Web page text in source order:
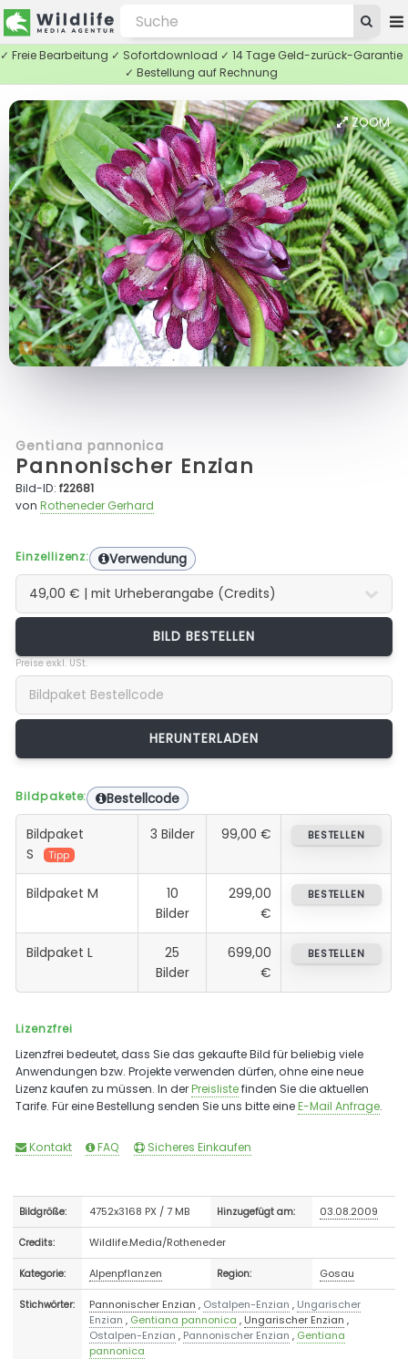
✓ Freie Bearbeitung ✓ Sofortdownload ✓ 14 Tage Geld-zurück-Garantie
✓ Bestellung auf Rechnung
ZOOM
Gentiana pannonica
Pannonischer Enzian
Bild-ID:f22681
vonRotheneder Gerhard
Einzellizenz: Verwendung
BILD BESTELLEN
Preise exkl. USt.
Bildpakete: Bestellcode
Bildpaket
S
Tipp
3 Bilder 99,00 € BESTELLEN
Bildpaket M
10
Bilder
299,00
€
BESTELLEN
Bildpaket L
25
Bilder
699,00
€
BESTELLEN
Lizenzfrei
Lizenzfrei bedeutet, dass Sie das gekaufte Bild für beliebig viele
Anwendungen bzw. Projekte verwenden dürfen, ohne eine neue
Lizenz kaufen zu müssen. In derPreislistefinden Sie die aktuellen
Tarife. Für eine Bestellung senden Sie uns bitte eineE-Mail Anfrage.
Kontakt FAQ Sicheres Einkaufen
Bildgröße: 4752x3168 PX / 7 MB Hinzugefügt am: 03.08.2009
Credits: Wildlife.Media/Rotheneder
Kategorie: Alpenpflanzen Region: Gosau
Stichwörter: Pannonischer Enzian , Ostalpen-Enzian , Ungarischer
Enzian , Gentiana pannonica , Ungarischer Enzian ,
Ostalpen-Enzian , Pannonischer Enzian , Gentiana
pannonica